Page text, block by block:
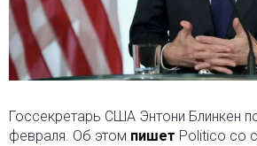
Госсекретарь США Энтони Блинкен
февраля. Об этом пишет Politico со